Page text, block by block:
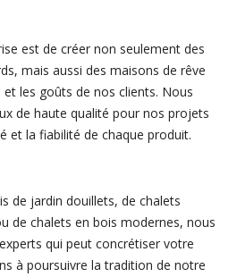
est de créer non seulement des
mais aussi des maisons de rêve
les goûts de nos clients. Nous
de haute qualité pour nos projets
et la fiabilité de chaque produit.
de jardin douillets, de chalets
de chalets en bois modernes, nous
qui peut concrétiser votre
à poursuivre la tradition de notre